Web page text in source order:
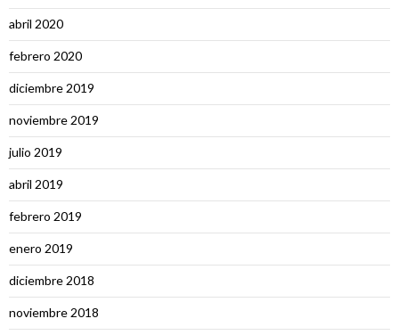
abril 2020
febrero 2020
diciembre 2019
noviembre 2019
julio 2019
abril 2019
febrero 2019
enero 2019
diciembre 2018
noviembre 2018